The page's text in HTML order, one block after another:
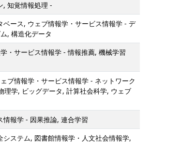
, 知覚情報処理 -
ベース, ウェブ情報学・サービス情報学 - デ
, 構造化データ
・サービス情報学 - 情報推薦, 機械学習
ブ情報学・サービス情報学 - ネットワーク
理学, ビッグデータ, 計算社会科学, ウェブ
情報学 - 因果推論, 連合学習
システム, 図書館情報学・人文社会情報学,